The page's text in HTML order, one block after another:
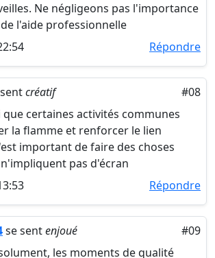
Ne négligeons pas l'importance
l'aide professionnelle
Répondre
créatif
#08
que certaines activités communes
la flamme et renforcer le lien
important de faire des choses
pas d'écran
Répondre
se sentenjoué
#09
les moments de qualité